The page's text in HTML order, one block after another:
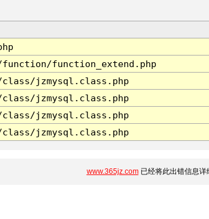
function_extend.php
class/jzmysql.class.php
class/jzmysql.class.php
class/jzmysql.class.php
class/jzmysql.class.php
www.365jz.com已经将此出错信息详